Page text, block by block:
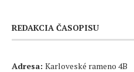
REDAKCIA ČASOPISU
Adresa: Karloveské rameno 4B